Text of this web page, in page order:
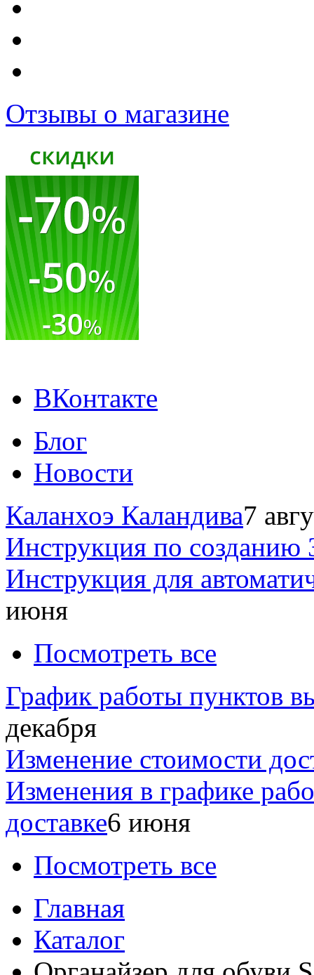
Отзывы о магазине
ВКонтакте
Блог
Новости
Каланхоэ Каландива7
Инструкция по созданию
Инструкция для
июня
Посмотреть все
График работы пунктов
декабря
Изменение стоимости
Изменения в графике
доставке6 июня
Посмотреть все
Главная
Каталог